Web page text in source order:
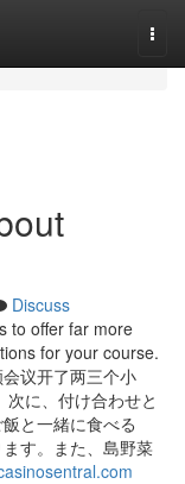
Discuss
to offer far more
for your course.
议开了两三个小
に、付け合わせと
と一緒に食べる
す。また、島野菜